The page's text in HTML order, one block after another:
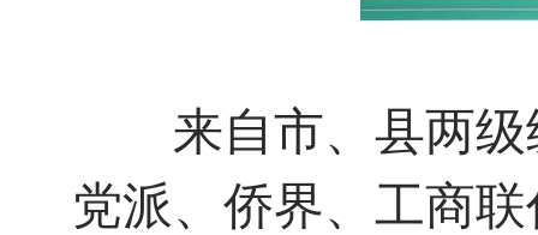
来自市、县两级
党派、侨界、工商